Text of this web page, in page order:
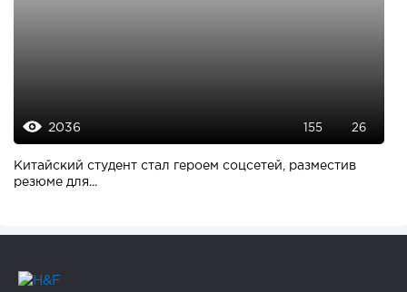
2036 155 26
Китайский студент стал героем соцсетей, разместив
резюме для...